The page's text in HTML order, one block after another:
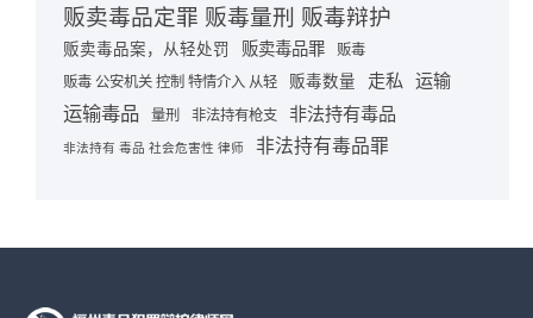
贩卖毒品定罪 贩毒量刑 贩毒辩护
贩卖毒品案，从轻处罚 贩卖毒品罪
贩毒
贩毒 公安机关 控制 特情介入 从轻
贩毒数量 走私 运输
运输毒品 量刑 非法持有枪支 非法持有毒品
非法持有 毒品 社会危害性 律师 非法持有毒品罪